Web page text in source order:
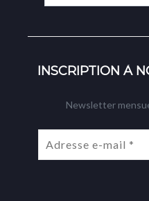
INSCRIPTION À
Newsletter